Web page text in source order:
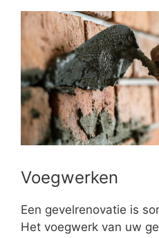
Voegwerken
Een gevelrenovatie is
Het voegwerk van uw